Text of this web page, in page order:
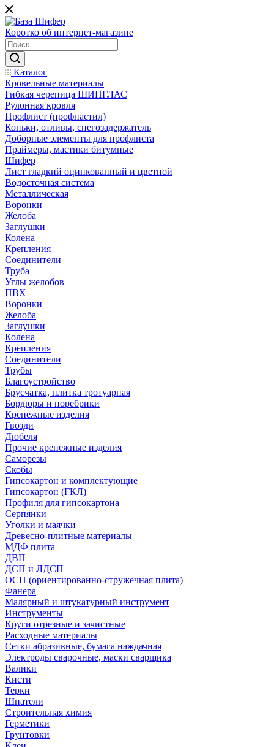
Коротко об интернет-магазине
Каталог
Кровельные материалы
Гибкая черепица ШИНГЛАС
Рулонная кровля
Профлист (профнастил)
Коньки, отливы, снегозадержатель
Доборные элементы для профлиста
Праймеры, мастики битумные
Шифер
Лист гладкий оцинкованный и цветной
Водосточная система
Металлическая
Воронки
Желоба
Заглушки
Колена
Крепления
Соединители
Труба
Углы желобов
ПВХ
Воронки
Желоба
Заглушки
Колена
Крепления
Соединители
Трубы
Благоустройство
Брусчатка, плитка тротуарная
Бордюры и поребрики
Крепежные изделия
Гвозди
Дюбеля
Прочие крепежные изделия
Саморезы
Скобы
Гипсокартон и комплектующие
Гипсокартон (ГКЛ)
Профиля для гипсокартона
Серпянки
Уголки и маячки
Древесно-плитные материалы
МДФ плита
ДВП
ДСП и ЛДСП
ОСП (ориентированно-стружечная плита)
Фанера
Малярный и штукатурный инструмент
Инструменты
Круги отрезные и зачистные
Расходные материалы
Сетки абразивные, бумага наждачная
Электроды сварочные, маски сварщика
Валики
Кисти
Терки
Шпатели
Строительная химия
Герметики
Грунтовки